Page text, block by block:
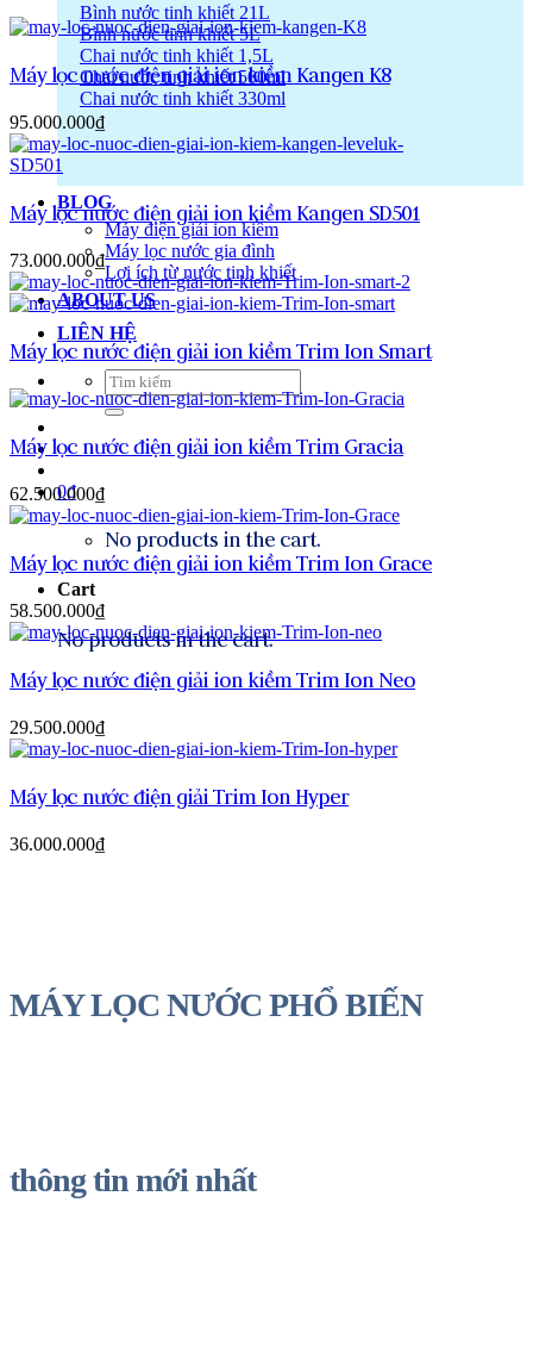
Bình nước tinh khiết 21L
Bình nước tinh khiết 5L
Chai nước tinh khiết 1,5L
Chai nước tinh khiết 500ml
Chai nước tinh khiết 330ml
BLOG
Máy điện giải ion kiềm
Máy lọc nước gia đình
Lợi ích từ nước tinh khiết
ABOUT US
LIÊN HỆ
Search
for:
0₫
No products in the cart.
Cart
No products in the cart.
Máy lọc nước điện giải ion kiềm Kangen K8
95.000.000₫
Máy lọc nước điện giải ion kiềm Kangen SD501
73.000.000₫
Máy lọc nước điện giải ion kiềm Trim Ion Smart
Máy lọc nước điện giải ion kiềm Trim Gracia
62.500.000₫
Máy lọc nước điện giải ion kiềm Trim Ion Grace
58.500.000₫
Máy lọc nước điện giải ion kiềm Trim Ion Neo
29.500.000₫
Máy lọc nước điện giải Trim Ion Hyper
36.000.000₫
MÁY LỌC NƯỚC PHỔ BIẾN
thông tin mới nhất